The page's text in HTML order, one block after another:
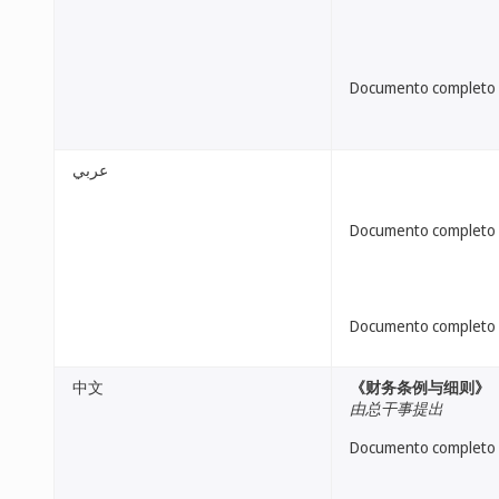
Documento completo
عربي
Documento completo
Documento completo
中文
《财务条例与细则》
由总干事提出
Documento completo